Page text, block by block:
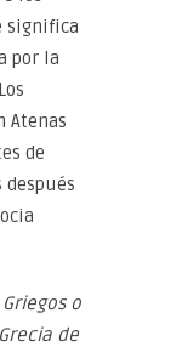
significa
por la
Atenas
de
después
o
de